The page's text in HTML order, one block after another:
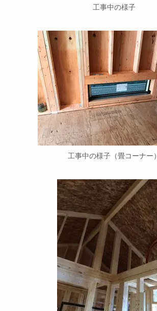
工事中の様子
工事中の様子（畳コーナー）